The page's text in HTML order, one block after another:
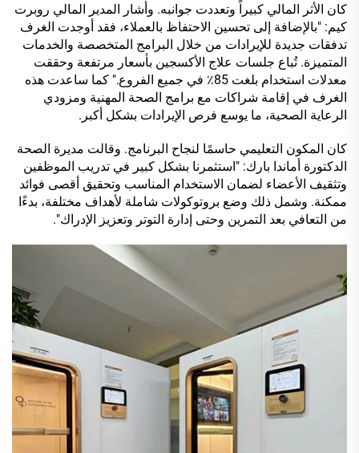
كان الأثر المالي كبيراً وتعددت جوانبه. وأشار المدير المالي روبرت
كيم: "بالإضافة إلى تحسين الاحتفاظ بالعملاء، فقد أوجدت الغرف
تدفقات جديدة للإيرادات من خلال البرامج المتخصصة والخدمات
المتميزة. تُباع جلسات علاج الأكسجين بأسعار مرتفعة وحققت
معدلات استخدام بلغت 85٪ في جميع الفروع." كما ساعدت هذه
الغرف في إقامة شراكات مع برامج الصحة المهنية ومزودي
الرعاية الصحية، ما يوسع فرص الإيرادات بشكل أكبر.
كان المكون التعليمي حاسمًا لنجاح البرنامج. وقالت مديرة الصحة
الدكتورة أماندا بارك: "استثمرنا بشكل كبير في تدريب الموظفين
وتثقيف الأعضاء لضمان الاستخدام المناسب وتحقيق أقصى فوائد
ممكنة. وشمل ذلك وضع بروتوكولات شاملة لأهداف مختلفة، بدءًا
من التعافي بعد التمرين وحتى إدارة التوتر وتعزيز الإدراك".